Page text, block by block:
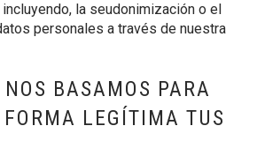
la seudonimización o el
personales a través de nuestra
BASAMOS PARA
LEGÍTIMA TUS